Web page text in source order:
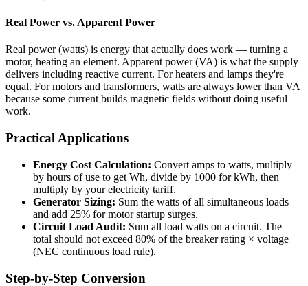
Real Power vs. Apparent Power
Real power (watts) is energy that actually does work — turning a
motor, heating an element. Apparent power (VA) is what the supply
delivers including reactive current. For heaters and lamps they're
equal. For motors and transformers, watts are always lower than VA
because some current builds magnetic fields without doing useful
work.
Practical Applications
Energy Cost Calculation: Convert amps to watts, multiply
by hours of use to get Wh, divide by 1000 for kWh, then
multiply by your electricity tariff.
Generator Sizing: Sum the watts of all simultaneous loads
and add 25% for motor startup surges.
Circuit Load Audit: Sum all load watts on a circuit. The
total should not exceed 80% of the breaker rating × voltage
(NEC continuous load rule).
Step-by-Step Conversion